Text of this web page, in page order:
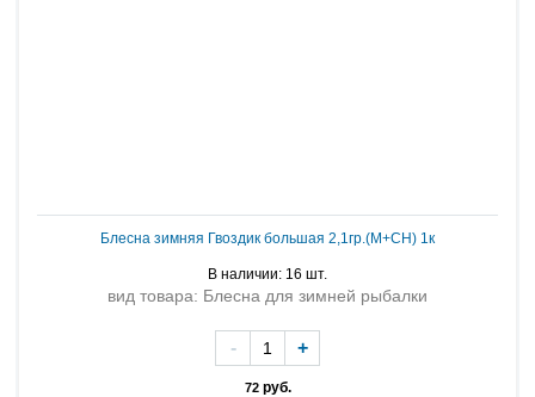
Блесна зимняя Гвоздик большая 2,1гр.(М+СН) 1к
В наличии: 16 шт.
вид товара: Блесна для зимней рыбалки
72руб.
- +